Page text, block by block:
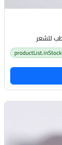
productList.inStock